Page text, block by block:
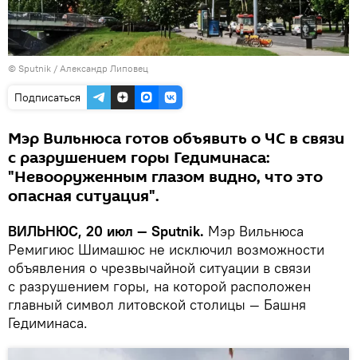
© Sputnik / Александр Липовец
Подписаться
Мэр Вильнюса готов объявить о ЧС в связи
с разрушением горы Гедиминаса:
"Невооруженным глазом видно, что это
опасная ситуация".
ВИЛЬНЮС, 20 июл — Sputnik. Мэр Вильнюса
Ремигиюс Шимашюс не исключил возможности
объявления о чрезвычайной ситуации в связи
с разрушением горы, на которой расположен
главный символ литовской столицы — Башня
Гедиминаса.